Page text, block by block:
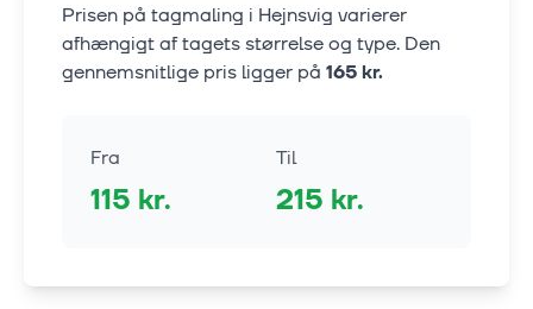
Prisen på tagmaling i Hejnsvig varierer
afhængigt af tagets størrelse og type. Den
gennemsnitlige pris ligger på 165kr.
Fra
115 kr.
Til
215 kr.